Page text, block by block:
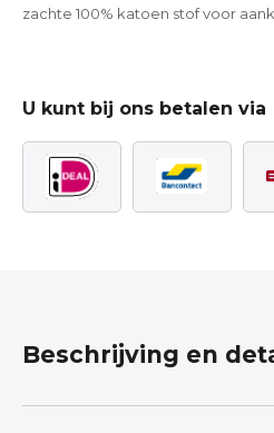
zachte 100% katoen stof voor
U kunt bij ons betalen via
Beschrijving en
Flanel stof met